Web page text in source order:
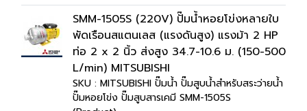
SMM-1505S (220V) ปั๊มน้ำหอยโข่งหลายใบ
พัดเรือนสแตนเลส (แรงดันสูง) แรงม้า 2 HP
ท่อ 2 x 2 นิ้ว ส่งสูง 34.7-10.6 ม. (150-500
L/min) MITSUBISHI
SKU : MITSUBISHI ปั๊มน้ำ ปั๊มสูบน้ำสำหรับสระว่ายน้ำ
ปั๊มหอยโข่ง ปั๊มสูบสารเคมี SMM-1505S